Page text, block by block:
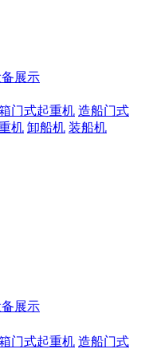
展示
门式起重机 造船门式
机 卸船机 装船机
展示
门式起重机 造船门式